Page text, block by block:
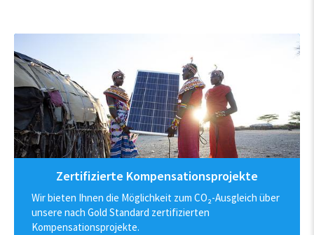
Zertifizierte Kompensationsprojekte
Wir bieten Ihnen die Möglichkeit zum CO₂-Ausgleich über
unsere nach Gold Standard zertifizierten
Kompensationsprojekte.